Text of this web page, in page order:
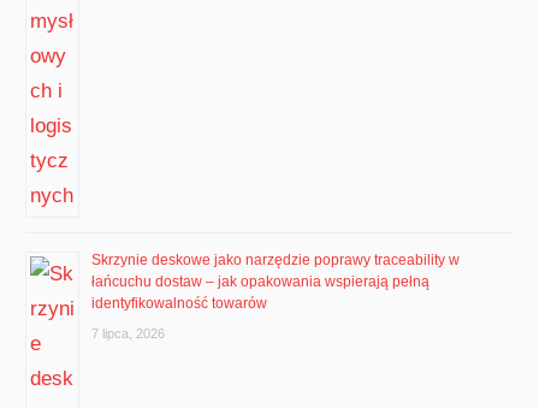
Skrzynie deskowe jako narzędzie poprawy traceability w
łańcuchu dostaw – jak opakowania wspierają pełną
identyfikowalność towarów
7 lipca, 2026